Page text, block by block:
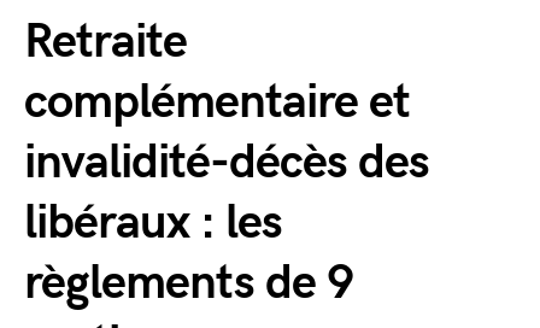
Retraite
complémentaire et
invalidité-décès des
libéraux : les
règlements de 9